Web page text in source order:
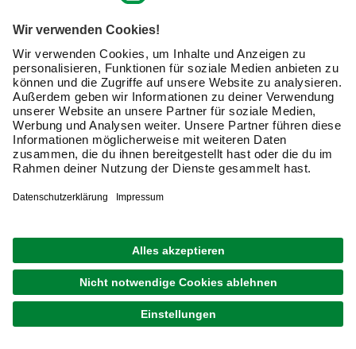
Welche Hocker gibt es?
Die Vielfalt ist beeindruckend: Von klassischen
Barhockernüber gepolsterte Sitzkissen bis hin zu
modernen Designerstücken – jeder Typ erfüllt spezifische
Anforderungen. Klappbare Modelle sparen Platz, während
stapelbare Varianten praktisch für die Lagerung sind.
Höhenverstellbare Ausführungen passen sich individuell
Praktische Sitzhocker aus Kunststoff und anderen
Bei hagebau entdeckst Du eine umfassende Auswahl an